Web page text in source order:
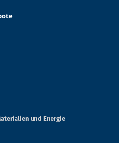
und Energie